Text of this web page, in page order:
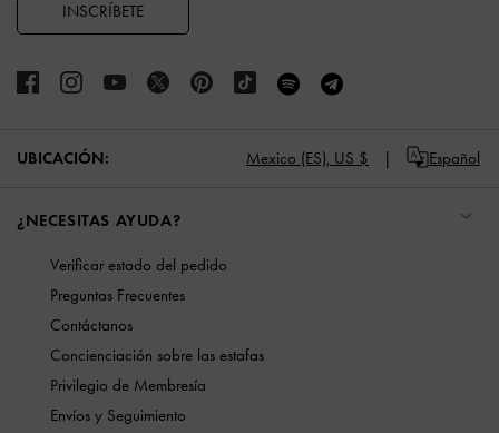
INSCRÍBETE
UBICACIÓN: Mexico (ES), US $ Español
¿NECESITAS AYUDA?
Verificar estado del pedido
Preguntas Frecuentes
Contáctanos
Concienciación sobre las estafas
Privilegio de Membresía
Envíos y Seguimiento